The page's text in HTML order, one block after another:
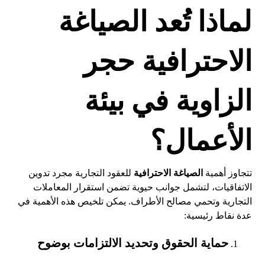
لماذا تُعد الصياغة
الاحترافية حجر
الزاوية في بيئة
الأعمال؟
تتجاوز أهمية الصياغة الاحترافية للعقود التجارية مجرد تدوين
الاتفاقيات، لتشمل جوانب حيوية تضمن استقرار المعاملات
التجارية وتحمي مصالح الأطراف. يمكن تلخيص هذه الأهمية في
عدة نقاط رئيسية:
حماية الحقوق وتحديد الالتزامات بوضوح